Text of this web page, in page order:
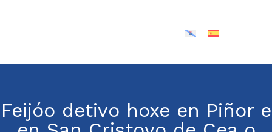
Feijóo detivo hoxe en Piñor e